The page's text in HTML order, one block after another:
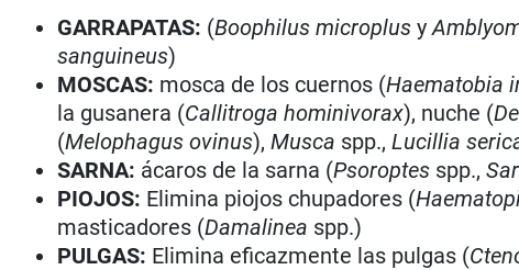
GARRAPATAS: (Boophilus microplus y
sanguineus)
MOSCAS: mosca de los cuernos (Haematobia
la gusanera (Callitroga hominivorax), nuche (
(Melophagus ovinus),Musca spp.,Lucillia
SARNA: ácaros de la sarna (Psoroptes spp.,
PIOJOS: Elimina piojos chupadores (
masticadores (Damalinea spp.)
PULGAS: Elimina eficazmente las pulgas (